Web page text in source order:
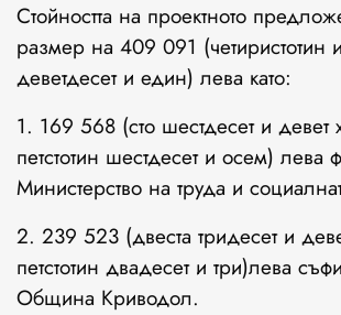
Стойността на проектното
размер на 409 091 (четиристотин
деветдесет и един) лева като:
1. 169 568 (сто шестдесет и девет
петстотин шестдесет и осем) лева
Министерство на труда и
2. 239 523 (двеста тридесет и
петстотин двадесет и три)лева
Община Криводол.